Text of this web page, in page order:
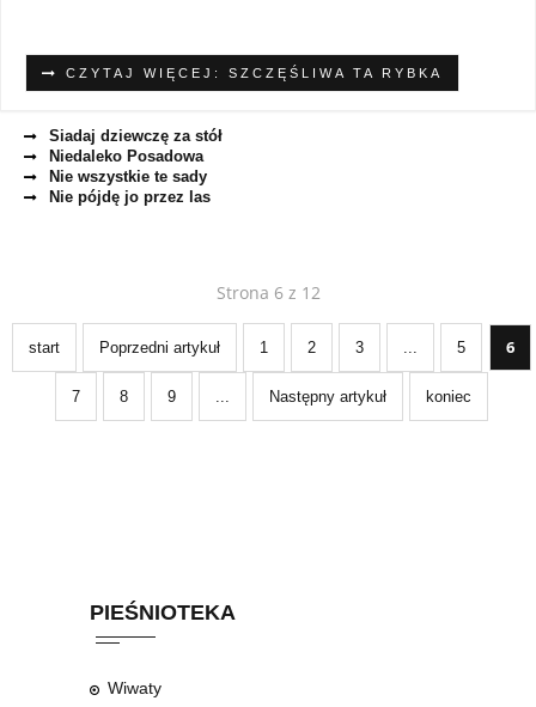
CZYTAJ WIĘCEJ: SZCZĘŚLIWA TA RYBKA
Siadaj dziewczę za stół
Niedaleko Posadowa
Nie wszystkie te sady
Nie pójdę jo przez las
Strona 6 z 12
start Poprzedni artykuł 1 2 3 ... 5 6
7 8 9 ... Następny artykuł koniec
PIEŚNIOTEKA
Wiwaty